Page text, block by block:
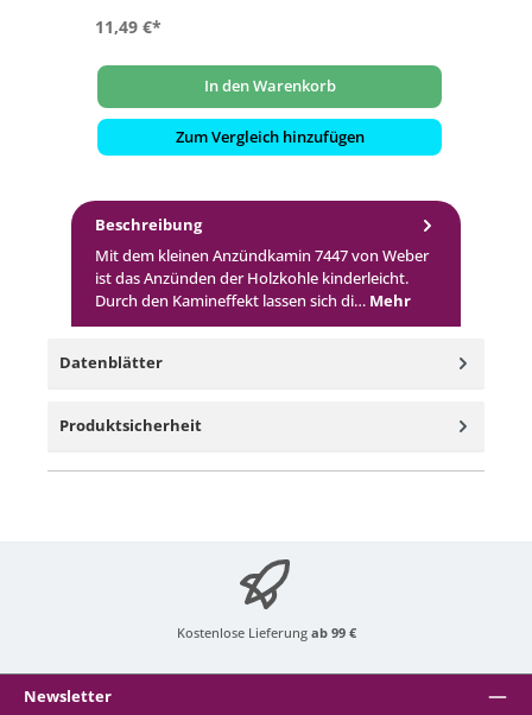
11,49 €*
In den Warenkorb
Zum Vergleich hinzufügen
Beschreibung
Mit dem kleinen Anzündkamin 7447 von Weber
ist das Anzünden der Holzkohle kinderleicht.
Durch den Kamineffekt lassen sich di… Mehr
Datenblätter
Produktsicherheit
Kostenlose Lieferung ab 99 €
Newsletter